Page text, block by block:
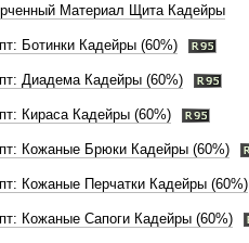
Материал Щита Кадейры
Ботинки Кадейры (60%)
Диадема Кадейры (60%)
Кираса Кадейры (60%)
Кожаные Брюки Кадейры (60%)
Кожаные Перчатки Кадейры (60%)
Кожаные Сапоги Кадейры (60%)